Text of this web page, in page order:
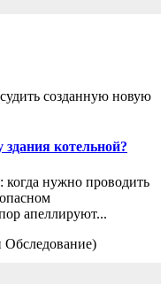
созданную новую
здания котельной?
нужно проводить
апеллируют...
Обследование)